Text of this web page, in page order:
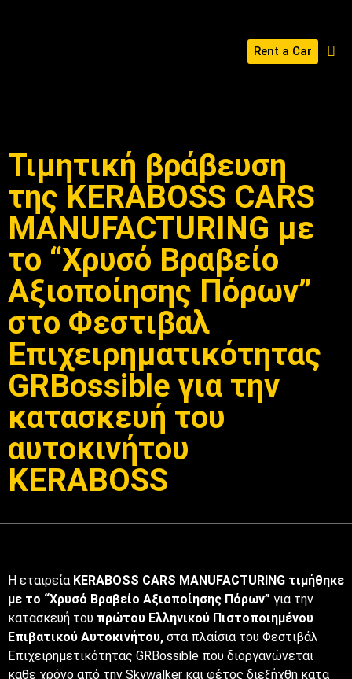
Rent a Car
Τιμητική βράβευση
της KERABOSS CARS
MANUFACTURING με
το “Χρυσό Βραβείο
Αξιοποίησης Πόρων”
στο Φεστιβαλ
Επιχειρηματικότητας
GRBossible για την
κατασκευή του
αυτοκινήτου
KERABOSS
Η εταιρεία KERABOSS CARS MANUFACTURING τιμήθηκε
με το “Χρυσό Βραβείο Αξιοποίησης Πόρων” για την
κατασκευή του πρώτου Ελληνικού Πιστοποιημένου
Επιβατικού Αυτοκινήτου, στα πλαίσια του Φεστιβάλ
Επιχειρημετικότητας GRBossible που διοργανώνεται
καθε χρόνο από την Skywalker και φέτος διεξήχθη κατα